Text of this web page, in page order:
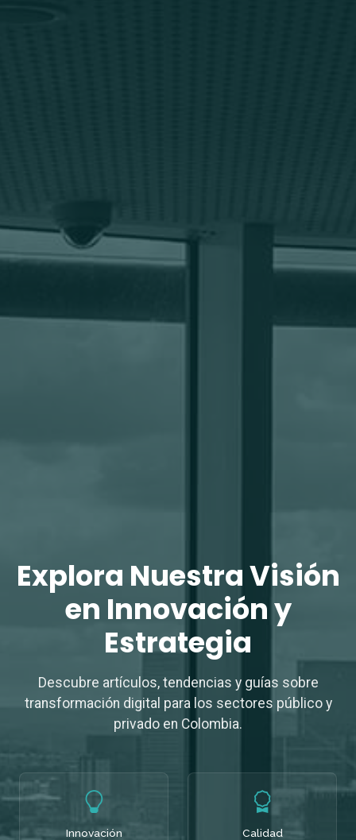
Explora Nuestra Visión
en Innovación y
Estrategia
Descubre artículos, tendencias y guías sobre
transformación digital para los sectores público y
privado en Colombia.
Innovación Calidad